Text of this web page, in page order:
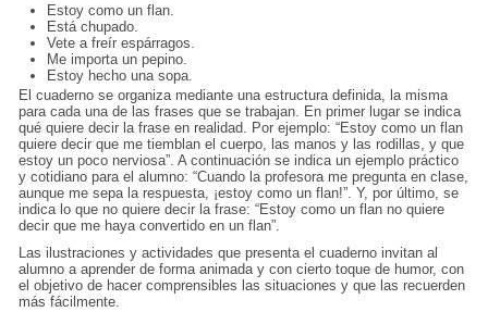
Estoy como un flan.
Está chupado.
Vete a freír espárragos.
Me importa un pepino.
Estoy hecho una sopa.
El cuaderno se organiza mediante una estructura definida, la misma
para cada una de las frases que se trabajan. En primer lugar se indica
qué quiere decir la frase en realidad. Por ejemplo: “Estoy como un flan
quiere decir que me tiemblan el cuerpo, las manos y las rodillas, y que
estoy un poco nerviosa”. A continuación se indica un ejemplo práctico
y cotidiano para el alumno: “Cuando la profesora me pregunta en clase,
aunque me sepa la respuesta, ¡estoy como un flan!”. Y, por último, se
indica lo que no quiere decir la frase: “Estoy como un flan no quiere
decir que me haya convertido en un flan”.
Las ilustraciones y actividades que presenta el cuaderno invitan al
alumno a aprender de forma animada y con cierto toque de humor, con
el objetivo de hacer comprensibles las situaciones y que las recuerden
más fácilmente.